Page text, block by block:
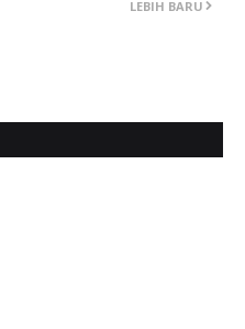
LEBIH BARU